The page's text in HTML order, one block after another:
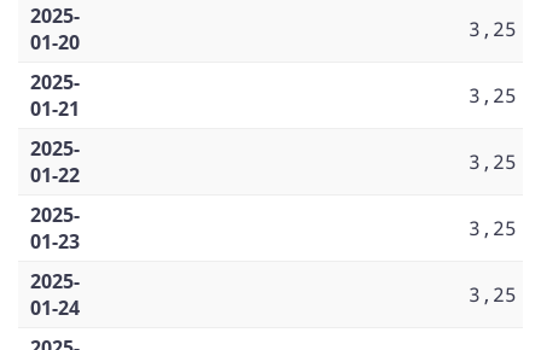
2025-
01-20
3,25
2025-
01-21
3,25
2025-
01-22
3,25
2025-
01-23
3,25
2025-
01-24
3,25